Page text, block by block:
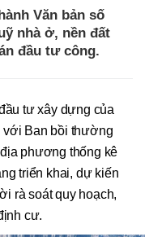
Văn bản số
nhà ở, nền đất
đầu tư công.
tư xây dựng của
Ban bồi thường
phương thống kê
triển khai, dự kiến
rà soát quy hoạch,
cư.